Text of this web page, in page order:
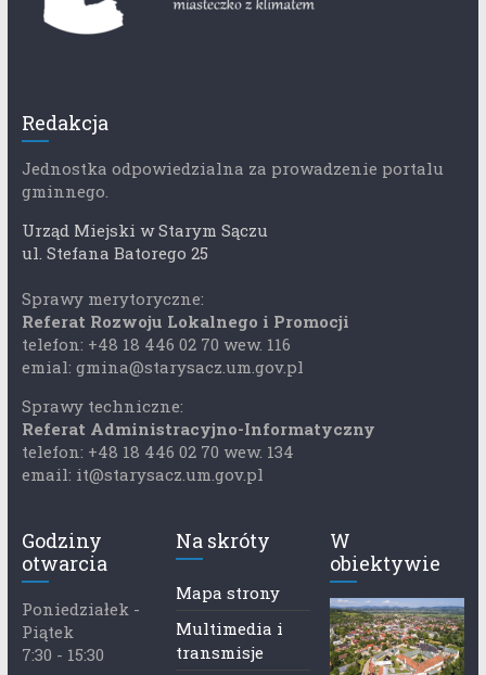
Redakcja
Jednostka odpowiedzialna za prowadzenie portalu
gminnego.
Urząd Miejski w Starym Sączu
ul. Stefana Batorego 25
Sprawy merytoryczne:
Referat Rozwoju Lokalnego i Promocji
telefon: +48 18 446 02 70 wew. 116
emial: gmina@starysacz.um.gov.pl
Sprawy techniczne:
Referat Administracyjno-Informatyczny
telefon: +48 18 446 02 70 wew. 134
email: it@starysacz.um.gov.pl
Godziny
otwarcia
Poniedziałek -
Piątek
7:30 - 15:30
Na skróty
Mapa strony
Multimedia i
transmisje
W
obiektywie